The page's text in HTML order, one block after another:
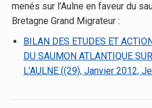
menés sur l’Aulne en faveur du
Bretagne Grand Migrateur :
BILAN DES ETUDES ET
DU SAUMON ATLANTIQUE
L’AULNE ((29), Janvier 2012,